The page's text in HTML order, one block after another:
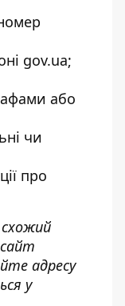
gov.ua;
або
чи
про
адресу
у